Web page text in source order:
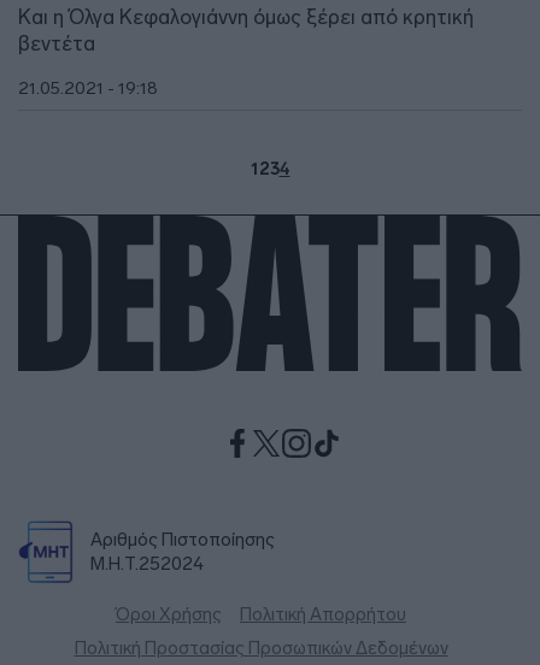
Και η Όλγα Κεφαλογιάννη όμως ξέρει από κρητική
βεντέτα
21.05.2021 - 19:18
1234
Αριθμός Πιστοποίησης
Μ.Η.Τ.252024
Όροι Χρήσης
Πολιτική Απορρήτου
Πολιτική Προστασίας Προσωπικών Δεδομένων